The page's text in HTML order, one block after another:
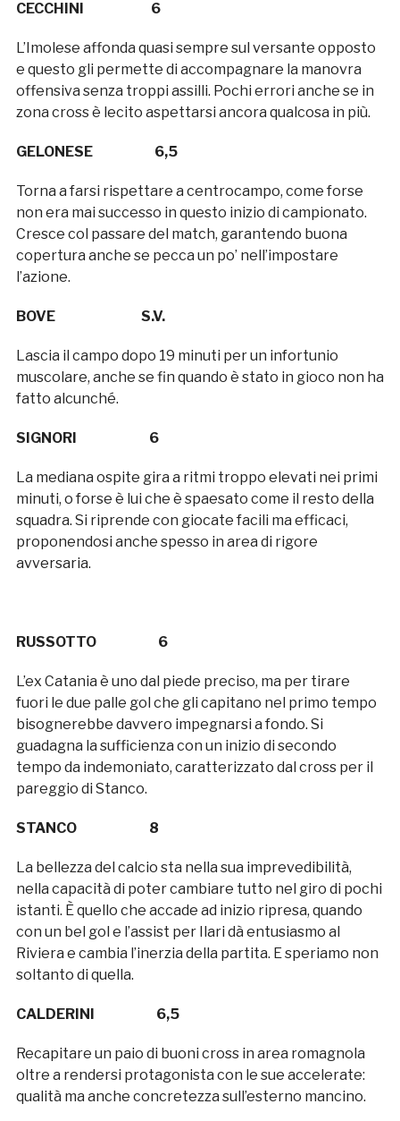
CECCHINI 6
L’Imolese affonda quasi sempre sul versante opposto
e questo gli permette di accompagnare la manovra
offensiva senza troppi assilli. Pochi errori anche se in
zona cross è lecito aspettarsi ancora qualcosa in più.
GELONESE 6,5
Torna a farsi rispettare a centrocampo, come forse
non era mai successo in questo inizio di campionato.
Cresce col passare del match, garantendo buona
copertura anche se pecca un po’ nell’impostare
l’azione.
BOVE S.V.
Lascia il campo dopo 19 minuti per un infortunio
muscolare, anche se fin quando è stato in gioco non ha
fatto alcunché.
SIGNORI 6
La mediana ospite gira a ritmi troppo elevati nei primi
minuti, o forse è lui che è spaesato come il resto della
squadra. Si riprende con giocate facili ma efficaci,
proponendosi anche spesso in area di rigore
avversaria.
RUSSOTTO 6
L’ex Catania è uno dal piede preciso, ma per tirare
fuori le due palle gol che gli capitano nel primo tempo
bisognerebbe davvero impegnarsi a fondo. Si
guadagna la sufficienza con un inizio di secondo
tempo da indemoniato, caratterizzato dal cross per il
pareggio di Stanco.
STANCO 8
La bellezza del calcio sta nella sua imprevedibilità,
nella capacità di poter cambiare tutto nel giro di pochi
istanti. È quello che accade ad inizio ripresa, quando
con un bel gol e l’assist per Ilari dà entusiasmo al
Riviera e cambia l’inerzia della partita. E speriamo non
soltanto di quella.
CALDERINI 6,5
Recapitare un paio di buoni cross in area romagnola
oltre a rendersi protagonista con le sue accelerate:
qualità ma anche concretezza sull’esterno mancino.